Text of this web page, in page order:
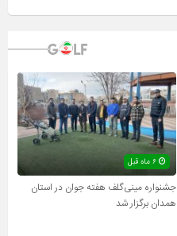
جشنواره مینی‌گلف هفته جوان در استان
همدان برگزار شد